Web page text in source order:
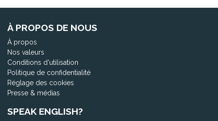
À PROPOS DE NOUS
À propos
Nos valeurs
Conditions d'utilisation
Politique de confidentialité
Réglage des cookies
Presse & médias
SPEAK ENGLISH?